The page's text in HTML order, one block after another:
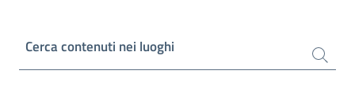
Cerca contenuti nei luoghi